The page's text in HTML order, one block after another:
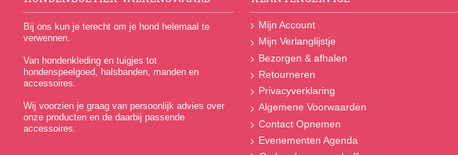
Bij ons kun je terecht om je hond helemaal te
verwennen.
Van hondenkleding en tuigjes tot
hondenspeelgoed, halsbanden, manden en
accessoires.
Wij voorzien je graag van persoonlijk advies over
onze producten en de daarbij passende
accessoires.
Mijn Account
Mijn Verlanglijstje
Bezorgen & afhalen
Retourneren
Privacyverklaring
Algemene Voorwaarden
Contact Opnemen
Evenementen Agenda